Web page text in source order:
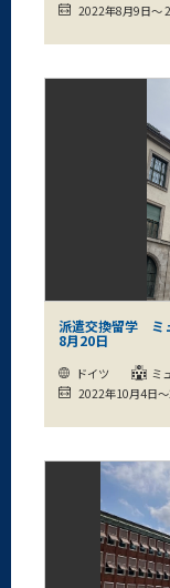
2022年8月9日～
派遣交換留学 ミ
8月20日
ドイツ
ミ
2022年10月4日